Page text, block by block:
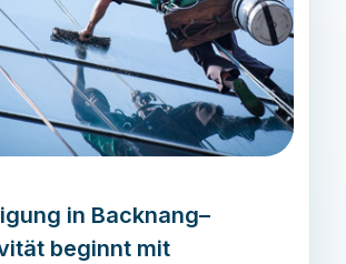
in Backnang–
beginnt mit